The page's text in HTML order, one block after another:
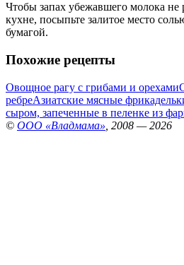
Чтобы запах убежавшего молока не
кухне, посыпьте залитое место
бумагой.
Похожие рецепты
Овощное рагу с грибами и орехами
ребреАзиатские мясные
сыром, запеченные в пеленке из
© ООО «Владмама» , 2008 — 2026